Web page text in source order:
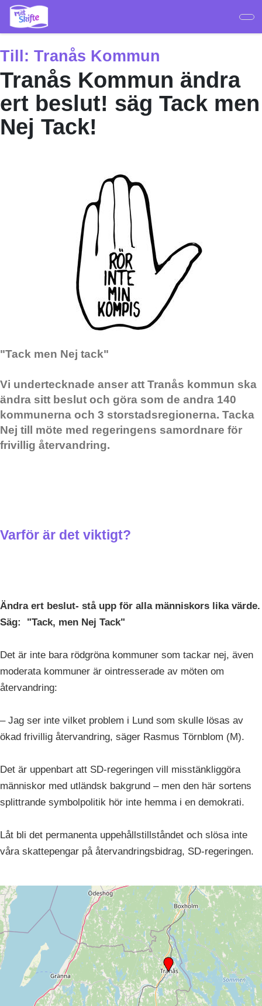
Hoppa
huvudinnehåll
Till: Tranås Kommun
Tranås Kommun ändra
ert beslut! säg Tack men
Nej Tack!
"Tack men Nej tack"
Vi undertecknade anser att Tranås kommun ska
ändra sitt beslut och göra som de andra 140
kommunerna och 3 storstadsregionerna. Tacka
Nej till möte med regeringens samordnare för
frivillig återvandring.
Varför är det viktigt?
Ändra ert beslut- stå upp för alla människors lika värde.
Säg: "Tack, men Nej Tack"
Det är inte bara rödgröna kommuner som tackar nej, även
moderata kommuner är ointresserade av möten om
återvandring:
– Jag ser inte vilket problem i Lund som skulle lösas av
ökad frivillig återvandring, säger Rasmus Törnblom (M).
Det är uppenbart att SD-regeringen vill misstänkliggöra
människor med utländsk bakgrund – men den här sortens
splittrande symbolpolitik hör inte hemma i en demokrati.
Låt bli det permanenta uppehållstillståndet och slösa inte
våra skattepengar på återvandringsbidrag, SD-regeringen.